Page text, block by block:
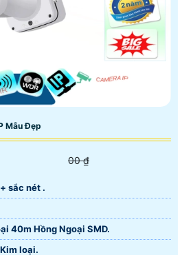
Mẫu Đẹp
00 ₫
sắc nét .
40m Hồng Ngoại SMD.
loại.